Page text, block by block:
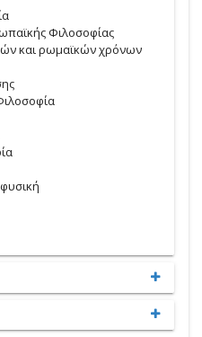
Φιλοσοφίας
και ρωµαϊκών χρόνων